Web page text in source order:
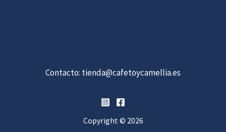
Contacto: tienda@cafetoycamellia.es
Copyright © 2026